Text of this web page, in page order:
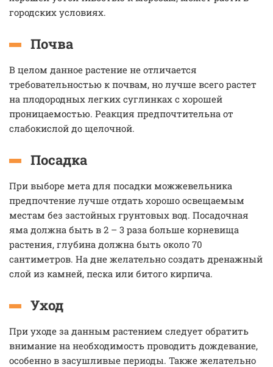
городских условиях.
Почва
В целом данное растение не отличается
требовательностью к почвам, но лучше всего растет
на плодородных легких суглинках с хорошей
проницаемостью. Реакция предпочтительна от
слабокислой до щелочной.
Посадка
При выборе мета для посадки можжевельника
предпочтение лучше отдать хорошо освещаемым
местам без застойных грунтовых вод. Посадочная
яма должна быть в 2 – 3 раза больше корневища
растения, глубина должна быть около 70
сантиметров. На дне желательно создать дренажный
слой из камней, песка или битого кирпича.
Уход
При уходе за данным растением следует обратить
внимание на необходимость проводить дождевание,
особенно в засушливые периоды. Также желательно